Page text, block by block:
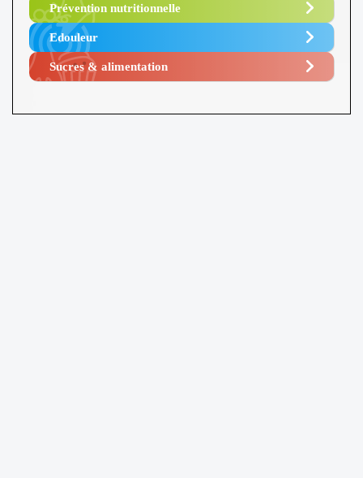
Prévention nutritionnelle
Edouleur​
Sucres & alimentation​